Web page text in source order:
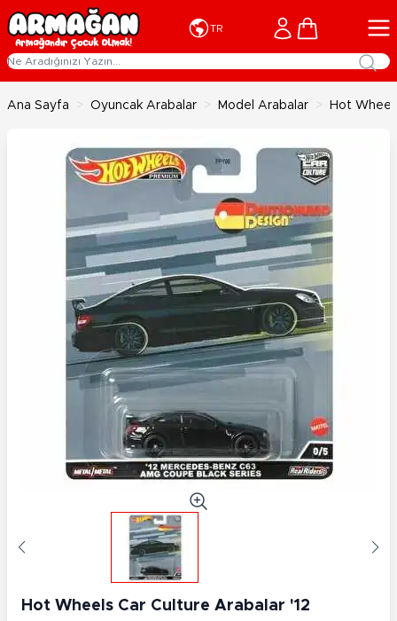
İçeriğe geç
TR Cart
Ana Sayfa > Oyuncak Arabalar > Model Arabalar > Hot
Hot Wheels Car Culture Arabalar '12